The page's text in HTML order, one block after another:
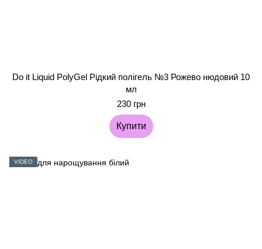
Do it Liquid PolyGel Рідкий полігель №3 Рожево нюдовий 10
мл
230 грн
Купити
VIDEO